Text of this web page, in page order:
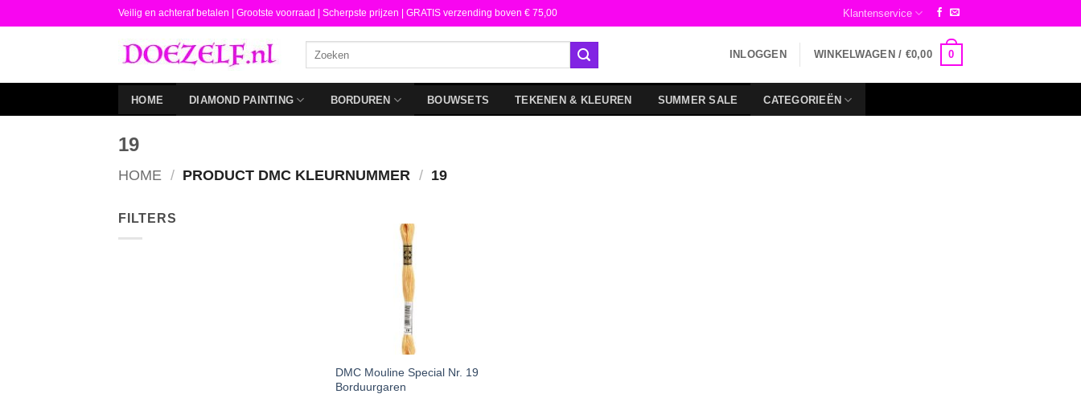
naar
Veilig en achteraf betalen | Grootste voorraad | Scherpste prijzen | GRATIS verzending boven € 75,00 Klantenservice
INLOGGEN WINKELWAGEN / €0,00 0
HOME DIAMOND PAINTING BORDUREN BOUWSETS TEKENEN & KLEUREN SUMMER SALE CATEGORIEËN
19
HOME / PRODUCT DMC KLEURNUMMER / 19
FILTERS
DMC Mouline Special Nr. 19
Borduurgaren